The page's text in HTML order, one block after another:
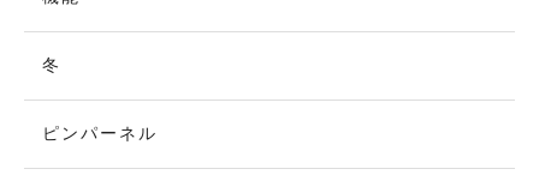
冬
ピンパーネル